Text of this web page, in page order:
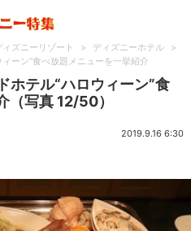
ィズニーリゾート > ディズニーホテル
>
ーン”食べ放題メニューを一挙紹介
ホテル“ハロウィーン”食
（写真 12/50）
2019.9.16 6:30